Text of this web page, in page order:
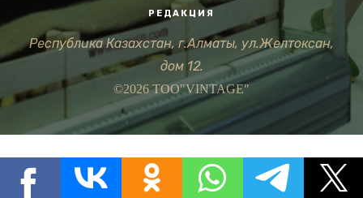
РЕДАКЦИЯ
Республика Казахстан, г.Алматы, ул.Желтоксан,
дом 12.
©2026 ТОО"VINTAGE"